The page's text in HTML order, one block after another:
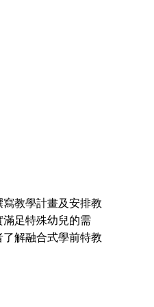
教學計畫及安排教
足特殊幼兒的需
解融合式學前特教